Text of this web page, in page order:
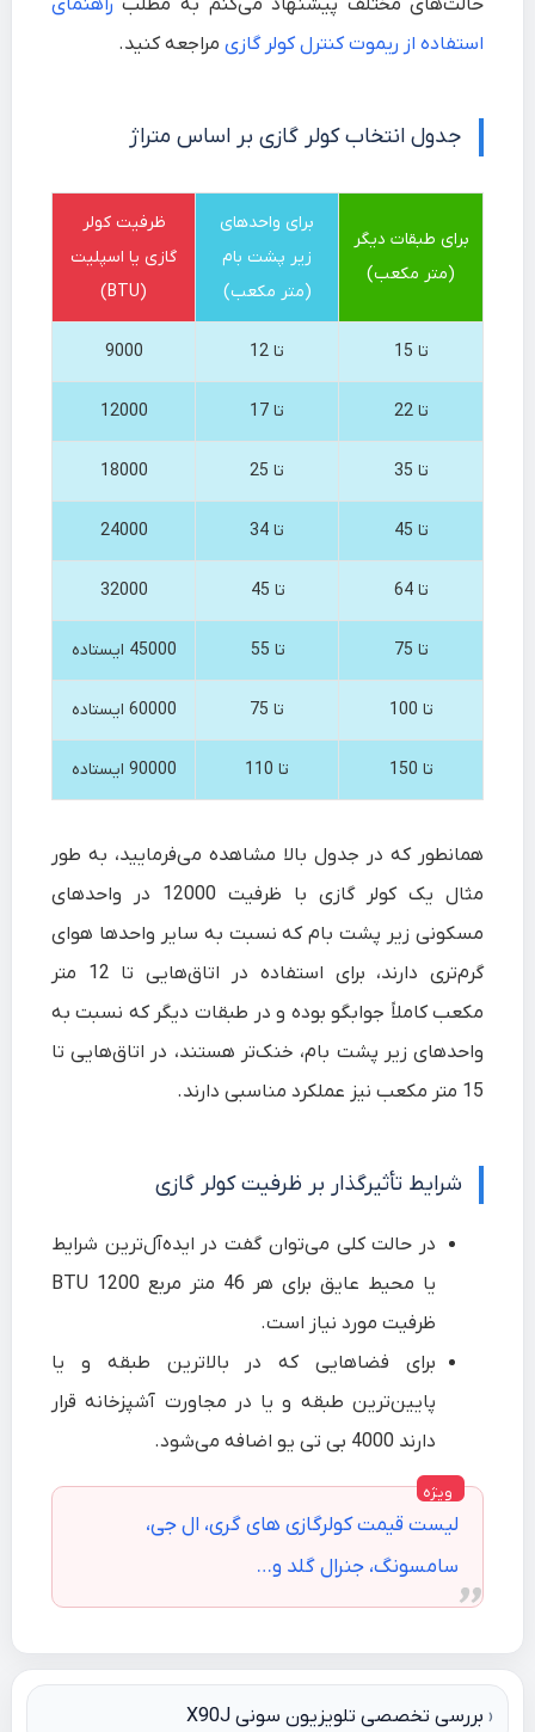
استفاده از ریموت کنترل کولر گازی مراجعه کنید.
جدول انتخاب کولر گازی بر اساس متراژ
برای طبقات دیگر
(متر مکعب)
برای واحدهای
زیر پشت بام
(متر مکعب)
ظرفیت کولر
گازی یا اسپلیت
(BTU)
تا 15 تا 12 9000
تا 22 تا 17 12000
تا 35 تا 25 18000
تا 45 تا 34 24000
تا 64 تا 45 32000
تا 75 تا 55 45000 ایستاده
تا 100 تا 75 60000 ایستاده
تا 150 تا 110 90000 ایستاده
همانطور که در جدول بالا مشاهده می‌فرمایید، به طور
مثال یک کولر گازی با ظرفیت 12000 در واحدهای
مسکونی زیر پشت بام که نسبت به سایر واحدها هوای
گرم‌تری دارند، برای استفاده در اتاق‌هایی تا 12 متر
مکعب کاملاً جوابگو بوده و در طبقات دیگر که نسبت به
واحدهای زیر پشت بام، خنک‌تر هستند، در اتاق‌هایی تا
15 متر مکعب نیز عملکرد مناسبی دارند.
شرایط تأثیرگذار بر ظرفیت کولر گازی
در حالت کلی می‌توان گفت در ایده‌آل‌ترین شرایط
یا محیط عایق برای هر 46 متر مربع 1200 BTU
ظرفیت مورد نیاز است.
برای فضاهایی که در بالاترین طبقه و یا
پایین‌ترین طبقه و یا در مجاورت آشپزخانه قرار
دارند 4000 بی تی یو اضافه می‌شود.
لیست قیمت کولرگازی های گری، ال جی،
سامسونگ، جنرال گلد و…
راهبری
بررسی تخصصی تلویزیون سونی X90J